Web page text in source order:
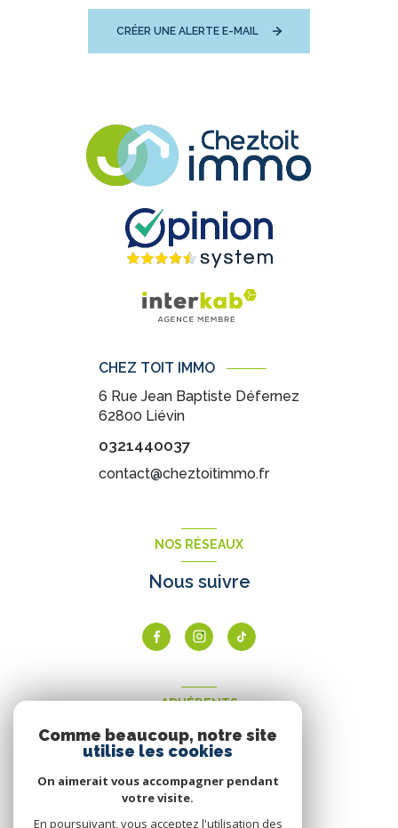
CRÉER UNE ALERTE E-MAIL
CHEZ TOIT IMMO
6 Rue Jean Baptiste Défernez
62800 Liévin
0321440037
contact@cheztoitimmo.fr
NOS RÉSEAUX
Nous suivre
ADHÉRENTS
Nous adhérons
Comme beaucoup, notre site
utilise les cookies
On aimerait vous accompagner pendant
votre visite.
En poursuivant, vous acceptez l'utilisation des